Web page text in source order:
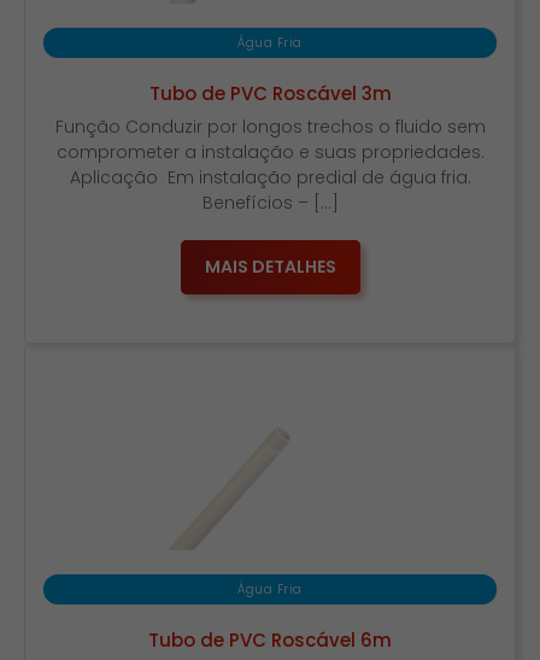
Água Fria
Tubo de PVC Roscável 3m
Função Conduzir por longos trechos o fluido sem
comprometer a instalação e suas propriedades.
Aplicação Em instalação predial de água fria.
Benefícios – […]
MAIS DETALHES
Água Fria
Tubo de PVC Roscável 6m